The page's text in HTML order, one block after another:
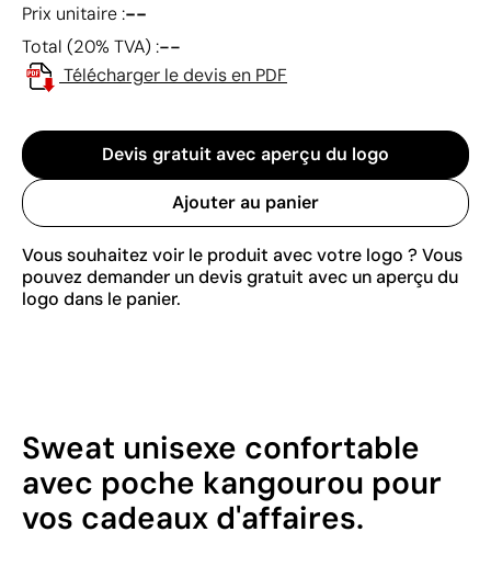
Prix unitaire :--
Total (20% TVA) :--
Télécharger le devis en PDF
Devis gratuit avec aperçu du logo
Ajouter au panier
Vous souhaitez voir le produit avec votre logo ? Vous
pouvez demander un devis gratuit avec un aperçu du
logo dans le panier.
Sweat unisexe confortable
avec poche kangourou pour
vos cadeaux d'affaires.